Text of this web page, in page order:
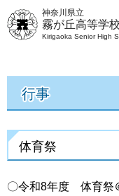
神奈川県立
霧が丘高等学校
Kirigaoka Senior High
行事
体育祭
〇令和8年度 体育祭